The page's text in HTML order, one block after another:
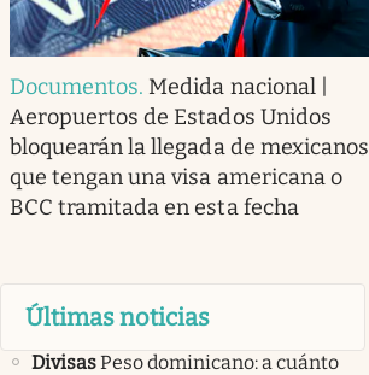
Documentos. Medida nacional |
Aeropuertos de Estados Unidos
bloquearán la llegada de mexicanos
que tengan una visa americana o
BCC tramitada en esta fecha
Últimas noticias
DivisasPeso dominicano: a cuánto